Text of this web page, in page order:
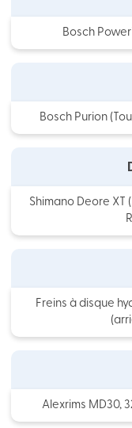
Bosch
Bosch Purion
Shimano Deore XT
Freins à disque
Alexrims MD30,